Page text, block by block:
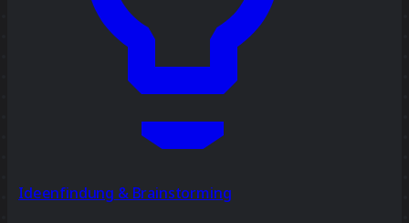
Ideenfindung & Brainstorming